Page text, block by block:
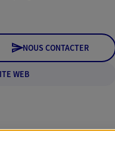
NOUS CONTACTER
WEB